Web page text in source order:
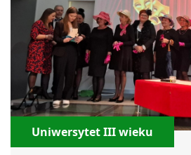
Uniwersytet III wieku